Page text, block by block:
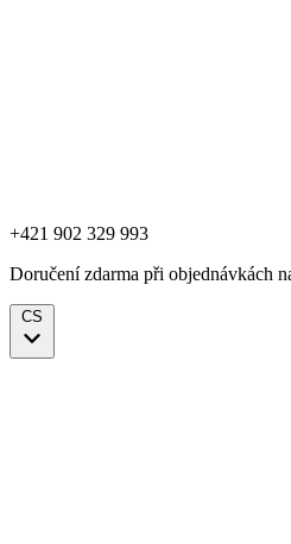
+421 902 329 993
Doručení zdarma při objednávkách
CS